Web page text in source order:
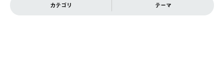
カテゴリ テーマ